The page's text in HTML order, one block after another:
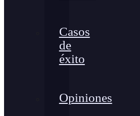
Casos
de
éxito
Opiniones